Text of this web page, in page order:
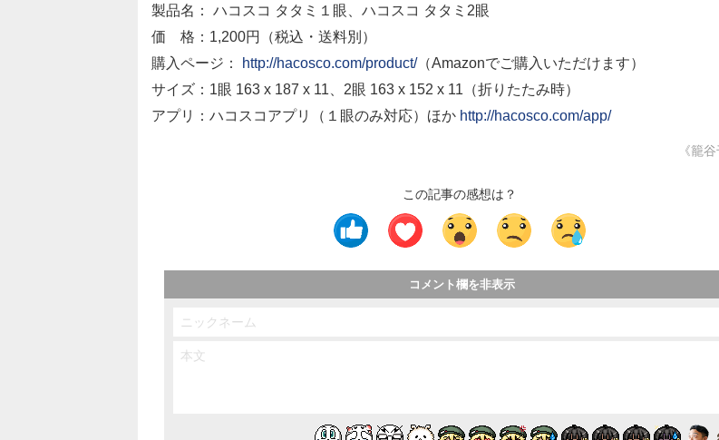
製品名： ハコスコ タタミ１眼、ハコスコ タタミ2眼
価 格：1,200円（税込・送料別）
購入ページ： http://hacosco.com/product/（Amazonでご購入いただけます）
サイズ：1眼 163 x 187 x 11、2眼 163 x 152 x 11（折りたたみ時）
アプリ：ハコスコアプリ（１眼のみ対応）ほか http://hacosco.com/app/
《籠
この記事の感想は？
コメント欄を非表示